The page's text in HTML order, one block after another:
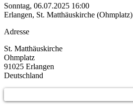
Sonntag, 06.07.2025 16:00
Erlangen, St. Matthäuskirche (Ohmplatz)
Adresse
St. Matthäuskirche
Ohmplatz
91025 Erlangen
Deutschland